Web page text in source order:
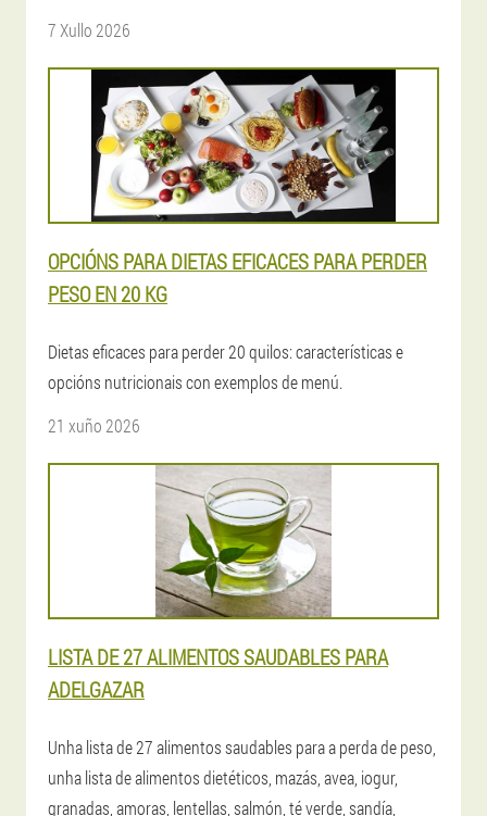
7 Xullo 2026
OPCIÓNS PARA DIETAS EFICACES PARA PERDER
PESO EN 20 KG
Dietas eficaces para perder 20 quilos: características e
opcións nutricionais con exemplos de menú.
21 xuño 2026
LISTA DE 27 ALIMENTOS SAUDABLES PARA
ADELGAZAR
Unha lista de 27 alimentos saudables para a perda de peso,
unha lista de alimentos dietéticos, mazás, avea, iogur,
granadas, amoras, lentellas, salmón, té verde, sandía,